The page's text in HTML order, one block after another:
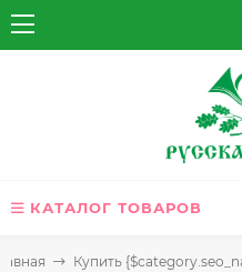
КАТАЛОГ ТОВАРОВ
Купить